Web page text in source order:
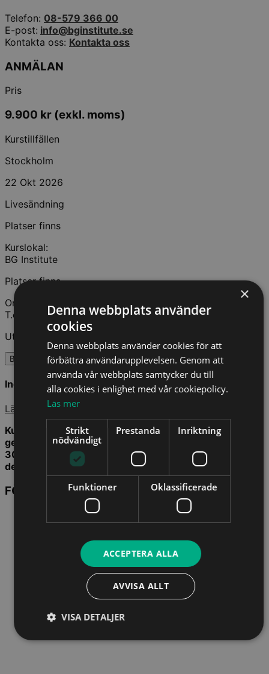
Telefon: 08-579 366 00
E-post: info@bginstitute.se
Kontakta oss: Kontakta oss
ANMÄLAN
Pris
9.900 kr (exkl. moms)
Kurstillfällen
Stockholm
22 Okt 2026
Livesändning
Platser finns
Kurslokal:
BG Institute
Platser finns
On Demand
T.o.m. 21 Nov 2026
Utbildningstimmar: 6
BOKA
Ingår i Kompetensabonnemang
Läs mer
Kurstillfället kommer även att livesändas. Efter
genomförd kurs har du tillgång till en inspelad version i
30 dagar. Du behöver således inte vara på plats för att
delta och kan även delta i efterhand.
FÖRELÄSARE
×
Denna webbplats använder
cookies
Denna webbplats använder cookies för att
förbättra användarupplevelsen. Genom att
använda vår webbplats samtycker du till
alla cookies i enlighet med vår cookiepolicy.
Läs mer
Strikt
nödvändigt
Prestanda Inriktning
Funktioner Oklassificerade
ACCEPTERA ALLA
AVVISA ALLT
VISA DETALJER